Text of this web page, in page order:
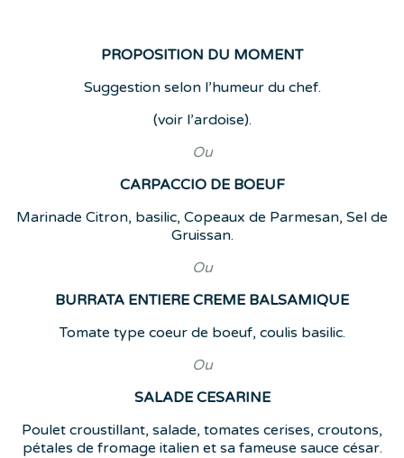
PROPOSITION DU MOMENT
Suggestion selon l’humeur du chef.
(voir l’ardoise).
Ou
CARPACCIO DE BOEUF
Marinade Citron, basilic, Copeaux de Parmesan, Sel de
Gruissan.
Ou
BURRATA ENTIERE CREME BALSAMIQUE
Tomate type coeur de boeuf, coulis basilic.
Ou
SALADE CESARINE
Poulet croustillant, salade, tomates cerises, croutons,
pétales de fromage italien et sa fameuse sauce césar.